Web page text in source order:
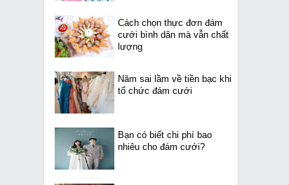
Cách chọn thực đơn đám
cưới bình dân mà vẫn chất
lượng
Năm sai lầm về tiền bạc khi
tổ chức đám cưới
Bạn có biết chi phí bao
nhiêu cho đám cưới?